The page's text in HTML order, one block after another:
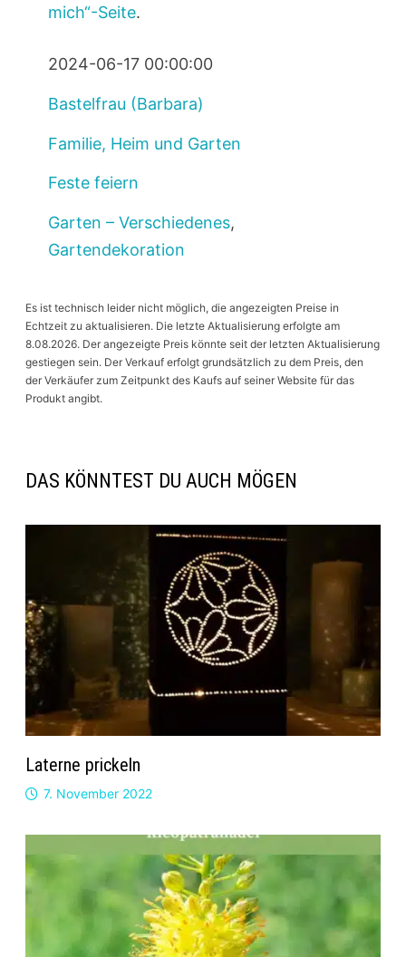
mich“-Seite.
2024-06-17 00:00:00
Bastelfrau (Barbara)
Familie, Heim und Garten
Feste feiern
Garten – Verschiedenes,
Gartendekoration
Es ist technisch leider nicht möglich, die angezeigten Preise in
Echtzeit zu aktualisieren. Die letzte Aktualisierung erfolgte am
8.08.2026. Der angezeigte Preis könnte seit der letzten Aktualisierung
gestiegen sein. Der Verkauf erfolgt grundsätzlich zu dem Preis, den
der Verkäufer zum Zeitpunkt des Kaufs auf seiner Website für das
Produkt angibt.
DAS KÖNNTEST DU AUCH MÖGEN
Laterne prickeln
7. November 2022